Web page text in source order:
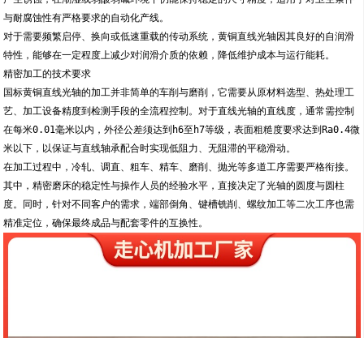
与耐腐蚀性有严格要求的自动化产线。
对于需要频繁启停、换向或低速重载的传动系统，黄铜直线光轴因其良好的自润滑
特性，能够在一定程度上减少对润滑介质的依赖，降低维护成本与运行能耗。
精密加工的技术要求
国标黄铜直线光轴的加工并非简单的车削与磨削，它需要从原材料选型、热处理工
艺、加工设备精度到检测手段的全流程控制。对于直线光轴的直线度，通常需控制
在每米0.01毫米以内，外径公差须达到h6至h7等级，表面粗糙度要求达到Ra0.4微
米以下，以保证与直线轴承配合时实现低阻力、无阻滞的平稳滑动。
在加工过程中，冷轧、调直、粗车、精车、磨削、抛光等多道工序需要严格衔接。
其中，精密磨床的稳定性与操作人员的经验水平，直接决定了光轴的圆度与圆柱
度。同时，针对不同客户的需求，端部倒角、键槽铣削、螺纹加工等二次工序也需
精准定位，确保最终成品与配套零件的互换性。